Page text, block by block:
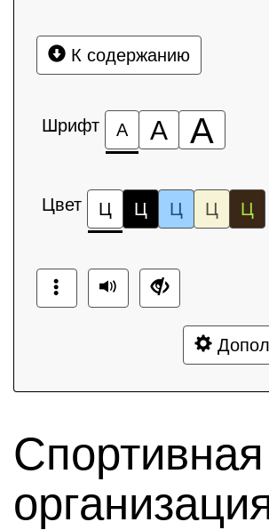
К содержанию
Шрифт А А А
Цвет Ц Ц Ц Ц Ц
Спортивная